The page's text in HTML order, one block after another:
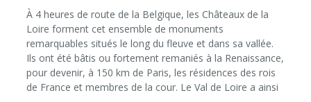
À 4 heures de route de la Belgique, les Châteaux de la
Loire forment cet ensemble de monuments
remarquables situés le long du fleuve et dans sa vallée.
Ils ont été bâtis ou fortement remaniés à la Renaissance,
pour devenir, à 150 km de Paris, les résidences des rois
de France et membres de la cour. Le Val de Loire a ainsi